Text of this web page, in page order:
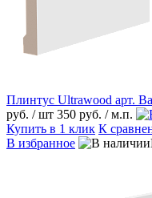
Плинтус Ultrawood арт.
руб. / шт 350 руб. / м.п.
Купить в 1 клик К
В избранное